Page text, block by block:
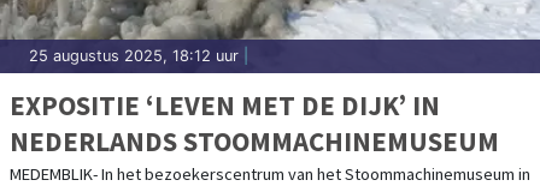
25 augustus 2025, 18:12 uur
EXPOSITIE ‘LEVEN MET DE DIJK’ IN
NEDERLANDS STOOMMACHINEMUSEUM
MEDEMBLIK- In het bezoekerscentrum van het Stoommachinemuseum in